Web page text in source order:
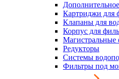
Картриджи для
Клапаны для
Корпус для
Магистральные
Редукторы
Системы
Фильтры под